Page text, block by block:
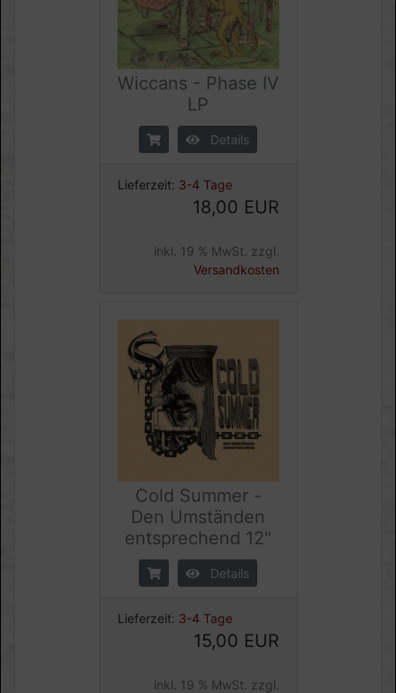
Wiccans - Phase IV
LP
Details
Lieferzeit: 3-4 Tage
18,00 EUR
inkl. 19 % MwSt. zzgl.
Versandkosten
Cold Summer -
Den Umständen
entsprechend 12"
Details
Lieferzeit: 3-4 Tage
15,00 EUR
inkl. 19 % MwSt. zzgl.